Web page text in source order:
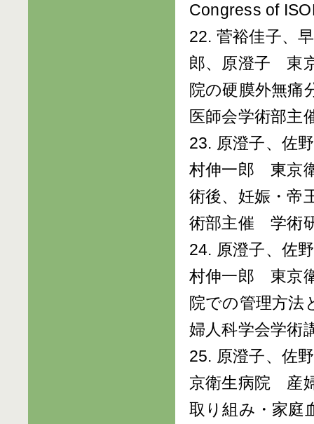
Congress of
22. 菅裕佳子、
郎、原澄子 東
院の硬膜外無痛
医師会学術部
23. 原澄子、佐
村伸一郎 東京
術後、妊娠・帝
術部主催 学術
24. 原澄子、佐
村伸一郎 東京
院での管理方
婦人科学会学術
25. 原澄子、佐
京衛生病院 産
取り組み・家庭